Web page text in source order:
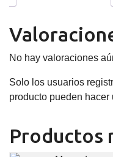
No hay valoraciones
Solo los usuarios
producto pueden hacer
Productos